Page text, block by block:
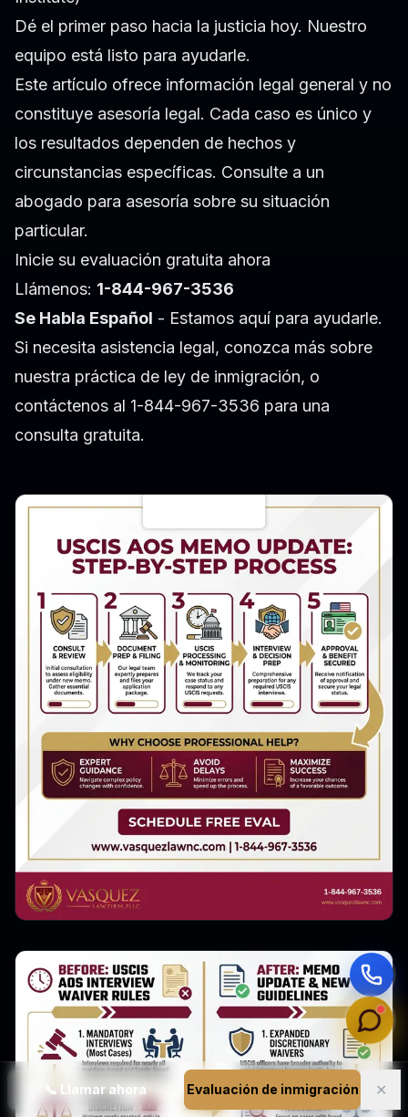
📞 Llamar ahora Evaluación de inmigración ✕
Dé el primer paso hacia la justicia hoy. Nuestro
equipo está listo para ayudarle.
Este artículo ofrece información legal general y no
constituye asesoría legal. Cada caso es único y
los resultados dependen de hechos y
circunstancias específicas. Consulte a un
abogado para asesoría sobre su situación
particular.
Inicie su evaluación gratuita ahora
Llámenos: 1-844-967-3536
Se Habla Español - Estamos aquí para ayudarle.
Si necesita asistencia legal, conozca más sobre
nuestra práctica de ley de inmigración, o
contáctenos al 1-844-967-3536 para una
consulta gratuita.